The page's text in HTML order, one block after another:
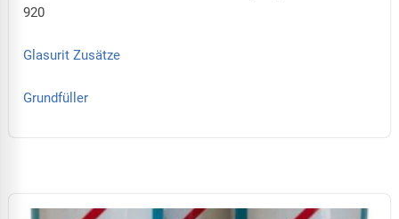
920
Glasurit Zusätze
Grundfüller